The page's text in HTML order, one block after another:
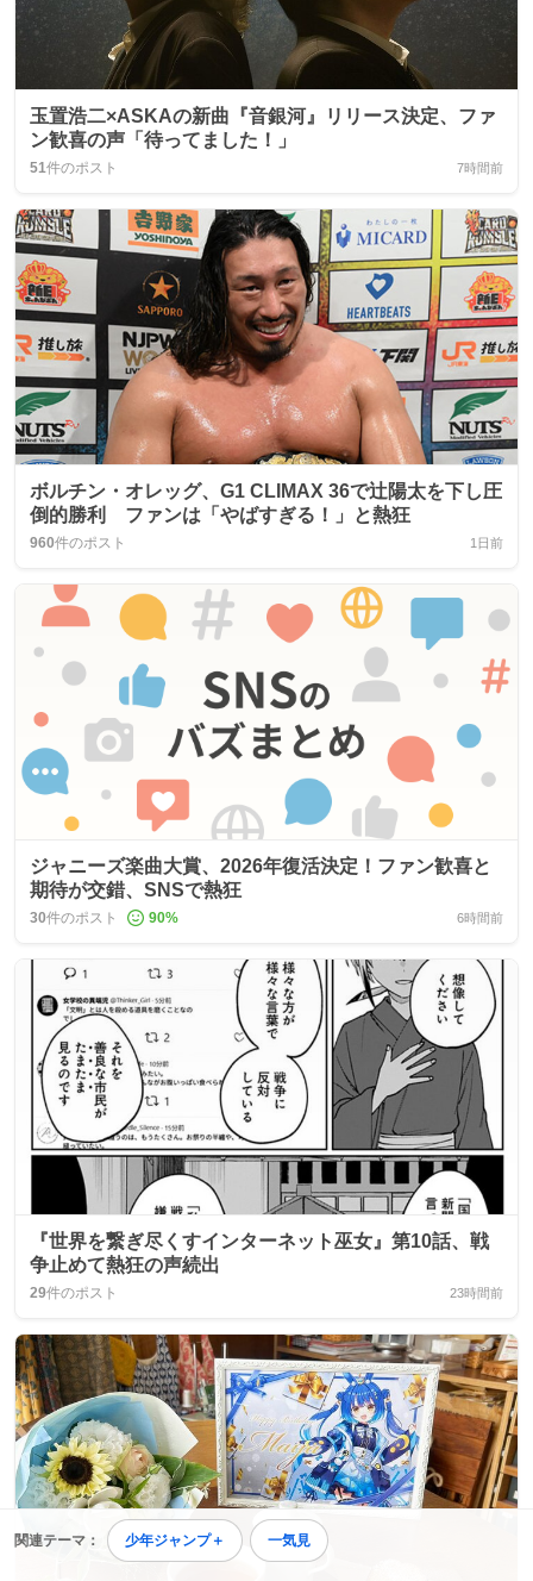
関連テーマ： 少年ジャンプ＋ 一気見
玉置浩二×ASKAの新曲『音銀河』リリース決定、ファ
ン歓喜の声「待ってました！」
51件のポスト 7時間前
ボルチン・オレッグ、G1 CLIMAX 36で辻陽太を下し圧
倒的勝利 ファンは「やばすぎる！」と熱狂
960件のポスト 1日前
ジャニーズ楽曲大賞、2026年復活決定！ファン歓喜と
期待が交錯、SNSで熱狂
30件のポスト 90% 6時間前
『世界を繋ぎ尽くすインターネット巫女』第10話、戦
争止めて熱狂の声続出
29件のポスト 23時間前